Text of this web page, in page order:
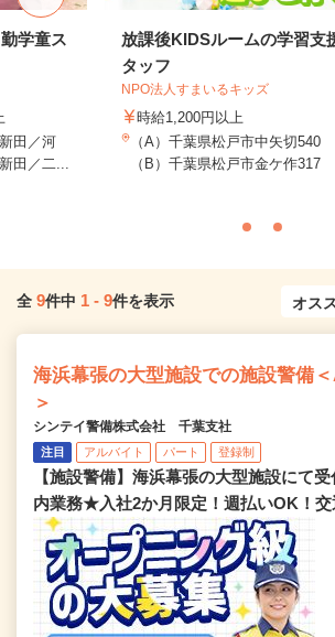
学童ス
田／河
田／二...
放課後KIDSルームの学習支
タッフ
NPO法人すまいるキッズ
時給1,200円以上
（A）千葉県松戸市中矢切540
（B）千葉県松戸市金ケ作317
全 9件中 1 - 9件を表示
海浜幕張の大型施設での施設警備
＞
シンテイ警備株式会社 千葉支社
注目 アルバイト パート 登録制
【施設警備】海浜幕張の大型施設にて
内業務★入社2か月限定！週払いOK！交